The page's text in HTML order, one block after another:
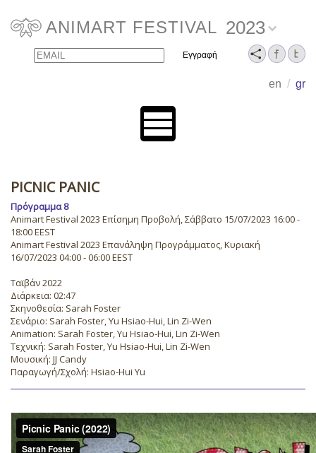
ANIMART FESTIVAL 2023
en / gr
Email Name
PICNIC PANIC
Πρόγραμμα 8
Animart Festival 2023 Επίσημη Προβολή, Σάββατο 15/07/2023 16:00 -
18:00 EEST
Animart Festival 2023 Επανάληψη Προγράμματος, Κυριακή
16/07/2023 04:00 - 06:00 EEST
Ταϊβάν 2022
Διάρκεια: 02:47
Σκηνοθεσία: Sarah Foster
Σενάριο: Sarah Foster, Yu Hsiao-Hui, Lin Zi-Wen
Animation: Sarah Foster, Yu Hsiao-Hui, Lin Zi-Wen
Τεχνική: Sarah Foster, Yu Hsiao-Hui, Lin Zi-Wen
Μουσική: JJ Candy
Παραγωγή/Σχολή: Hsiao-Hui Yu